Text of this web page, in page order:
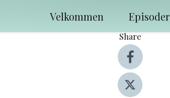
Velkommen Episoder
Share